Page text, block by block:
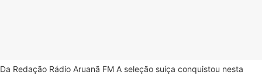
Da Redação Rádio Aruanã FM A seleção suíça conquistou nesta